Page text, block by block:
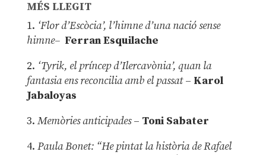
MÉS LLEGIT
1. ‘Flor d’Escòcia’, l’himne d’una nació sense
himne– Ferran Esquilache
2. ‘Tyrik, el príncep d’Ilercavònia’, quan la
fantasia ens reconcilia amb el passat– Karol
Jabaloyas
3. Memòries anticipades– Toni Sabater
4. Paula Bonet: “He pintat la història de Rafael